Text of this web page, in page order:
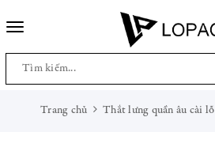
Toggle
Trang chủ Thắt lưng quần âu cài lỗ